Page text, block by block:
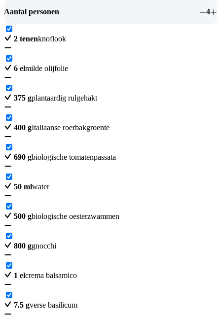
Aantal personen 4
2 tenenknoflook
6 elmilde olijfolie
375 gplantaardig rulgehakt
400 gItaliaanse roerbakgroente
690 gbiologische tomatenpassata
50 mlwater
500 gbiologische oesterzwammen
800 ggnocchi
1 elcrema balsamico
7.5 gverse basilicum